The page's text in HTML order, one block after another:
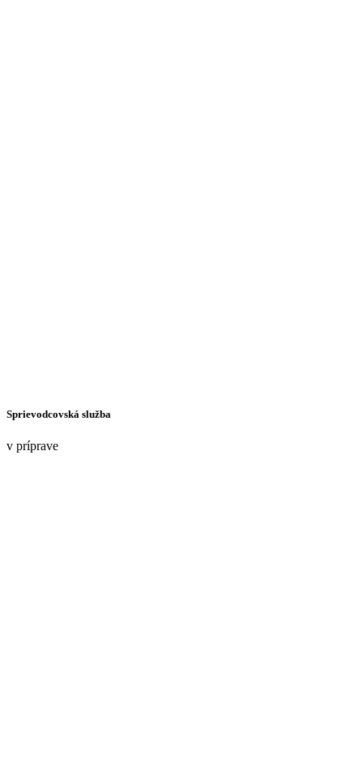
Sprievodcovská služba
v príprave